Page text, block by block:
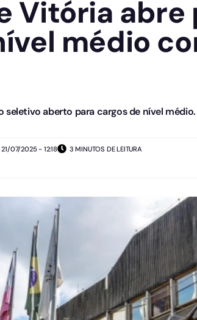
Vitória abre
médio
aberto para cargos de nível médio.
21/07/2025 - 12:18 3 MINUTOS DE LEITURA